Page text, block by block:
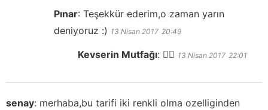
Pınar: Teşekkür ederim,o zaman yarın
deniyoruz :) 13 Nisan 2017 20:49
Kevserin Mutfağı: 👍🏻 13 Nisan 2017 22:01
senay: merhaba,bu tarifi iki renkli olma ozelliginden